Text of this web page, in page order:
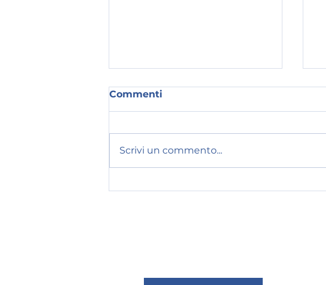
Commenti
Scrivi un commento...